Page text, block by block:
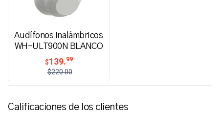
Audífonos Inalámbricos
WH-ULT900N BLANCO
$139.99
$220.00
Calificaciones de los clientes